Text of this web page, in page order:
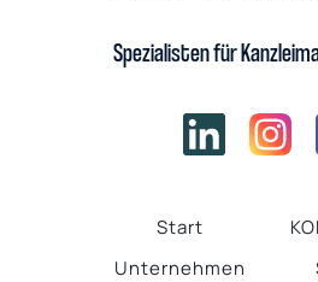
Spezialisten für
Start
Unternehmen